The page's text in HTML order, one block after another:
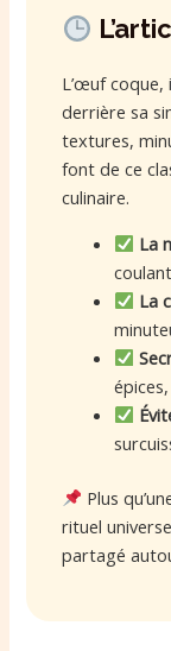
L’œuf
derrière sa
textures,
font de ce
culinaire.
La
La
Plus
rituel
partagé